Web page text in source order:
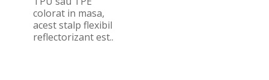
colorat in masa,
acest stalp flexibil
reflectorizant est..